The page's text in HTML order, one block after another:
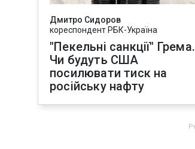
Дмитро Сидоров
кореспондент РБК-Україна
"Пекельні санкції" Грема.
Чи будуть США
посилювати тиск на
російську нафту